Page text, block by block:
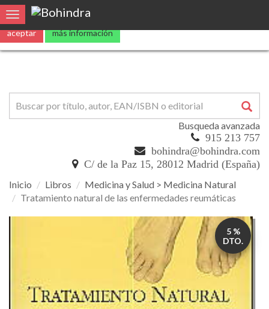
Utilizamoscookies propias y de terceros para mejorar nuestros
aceptar más información
Toggle navigation
Busqueda avanzada
915 213 757
bohindra@bohindra.com
C/ de la Paz 15, 28012 Madrid (España)
Medicina y Salud > Medicina Natural
Tratamiento natural de las enfermedades reumáticas
Tratamiento
natural
reumáticas
5 %